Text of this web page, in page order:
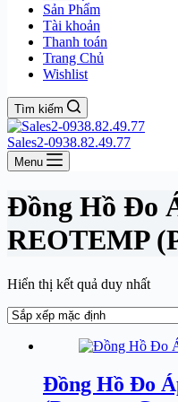
Sản Phẩm
Tài khoản
Thanh toán
Trang Chủ
Wishlist
Tìm kiếm
Sales2-0938.82.49.77
Menu
Đồng Hồ Đo
REOTEMP
Hiển thị kết quả duy nhất
Đồng Hồ Đo